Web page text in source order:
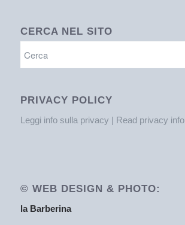
CERCA NEL SITO
PRIVACY POLICY
Leggi info sulla privacy | Read privacy info
© WEB DESIGN & PHOTO:
la Barberina